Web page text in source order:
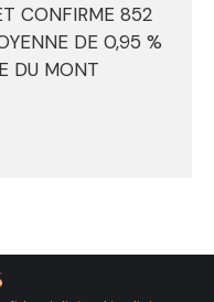
CONFIRME 852
DE 0,95 %
DU MONT